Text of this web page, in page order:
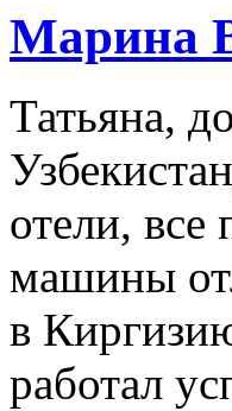
Марина
Татьяна,
отели,
машины
в
работал